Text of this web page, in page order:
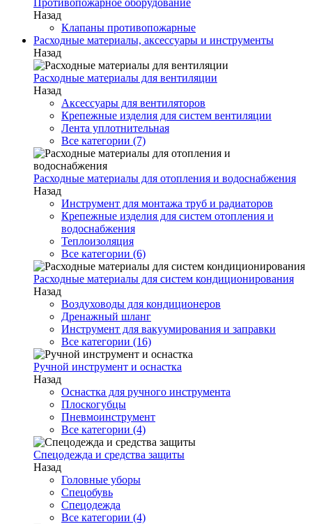
Противопожарное оборудование
Назад
Клапаны противопожарные
Расходные материалы, аксессуары и инструменты
Назад
Расходные материалы для вентиляции
Назад
Аксессуары для вентиляторов
Крепежные изделия для систем вентиляции
Лента уплотнительная
Все категории (7)
Расходные материалы для отопления и водоснабжения
Назад
Инструмент для монтажа труб и радиаторов
Крепежные изделия для систем отопления и
водоснабжения
Теплоизоляция
Все категории (6)
Расходные материалы для систем кондиционирования
Назад
Воздуховоды для кондиционеров
Дренажный шланг
Инструмент для вакуумирования и заправки
Все категории (16)
Ручной инструмент и оснастка
Назад
Оснастка для ручного инструмента
Плоскогубцы
Пневмоинструмент
Все категории (4)
Спецодежда и средства защиты
Назад
Головные уборы
Спецобувь
Спецодежда
Все категории (4)